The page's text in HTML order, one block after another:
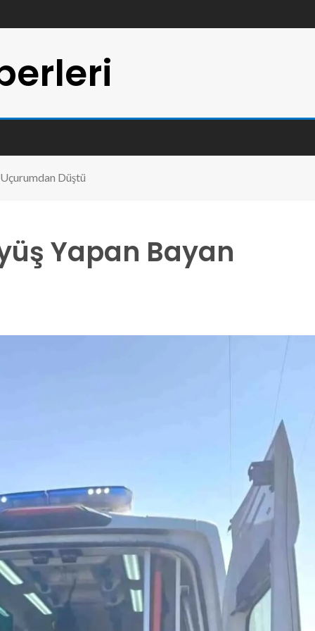
Düştü
Yapan Bayan